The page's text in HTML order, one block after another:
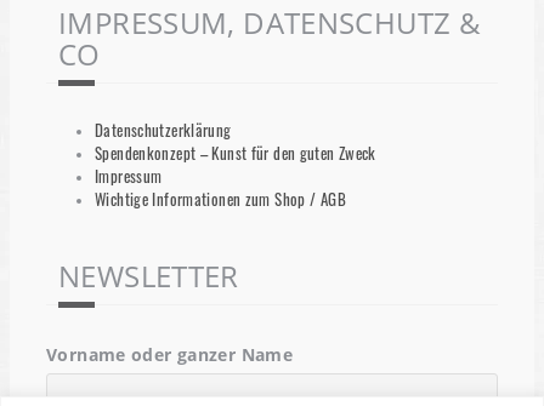
IMPRESSUM, DATENSCHUTZ &
CO
Datenschutzerklärung
Spendenkonzept – Kunst für den guten Zweck
Impressum
Wichtige Informationen zum Shop / AGB
NEWSLETTER
Vorname oder ganzer Name